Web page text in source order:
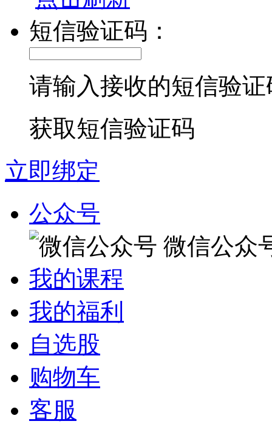
短信验证码：
请输入接收的短信验证
获取短信验证码
立即绑定
公众号
微信公众
我的课程
我的福利
自选股
购物车
客服